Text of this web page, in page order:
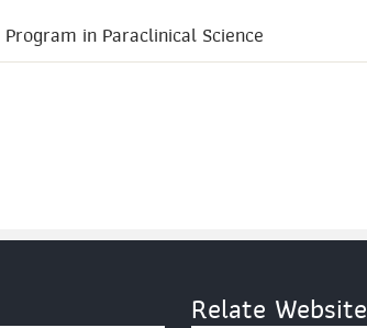
in Paraclinical Science
Relate Website